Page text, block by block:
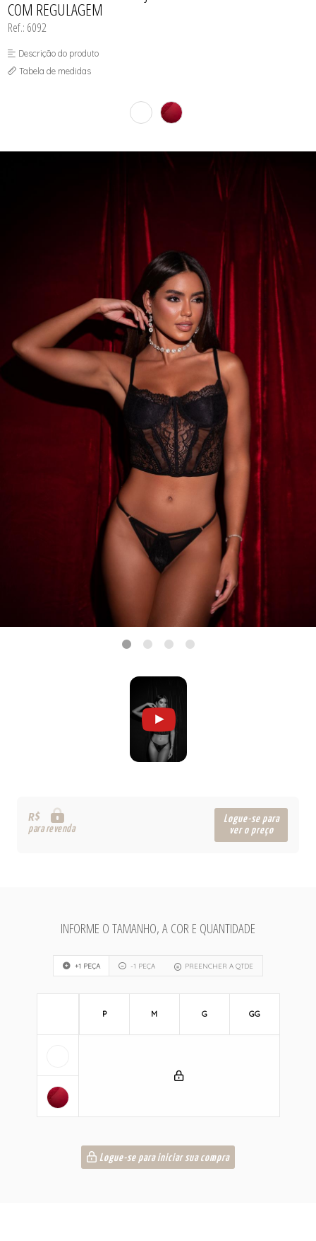
COM REGULAGEM
Ref.: 6092
Descrição do produto
Tabela de medidas
R$
para revenda
Logue-se para
ver o preço
INFORME O TAMANHO, A COR E QUANTIDADE
+1 PEÇA -1 PEÇA PREENCHER A QTDE
P M G GG
Logue-se para iniciar sua compra